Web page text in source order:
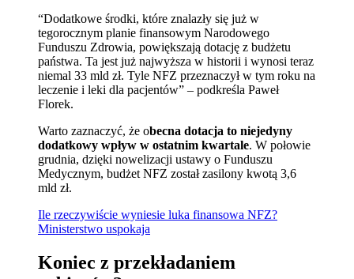
“Dodatkowe środki, które znalazły się już w
tegorocznym planie finansowym Narodowego
Funduszu Zdrowia, powiększają dotację z budżetu
państwa. Ta jest już najwyższa w historii i wynosi teraz
niemal 33 mld zł. Tyle NFZ przeznaczył w tym roku na
leczenie i leki dla pacjentów” – podkreśla Paweł
Florek.
Warto zaznaczyć, że obecna dotacja to niejedyny
dodatkowy wpływ w ostatnim kwartale. W połowie
grudnia, dzięki nowelizacji ustawy o Funduszu
Medycznym, budżet NFZ został zasilony kwotą 3,6
mld zł.
Ile rzeczywiście wyniesie luka finansowa NFZ?
Ministerstwo uspokaja
Koniec z przekładaniem